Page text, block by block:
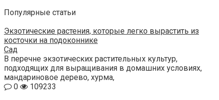
Популярные статьи
Экзотические растения, которые легко вырастить из
косточки на подоконнике
Сад
В перечне экзотических растительных культур,
подходящих для выращивания в домашних условиях,
мандариновое дерево, хурма,
0
109233